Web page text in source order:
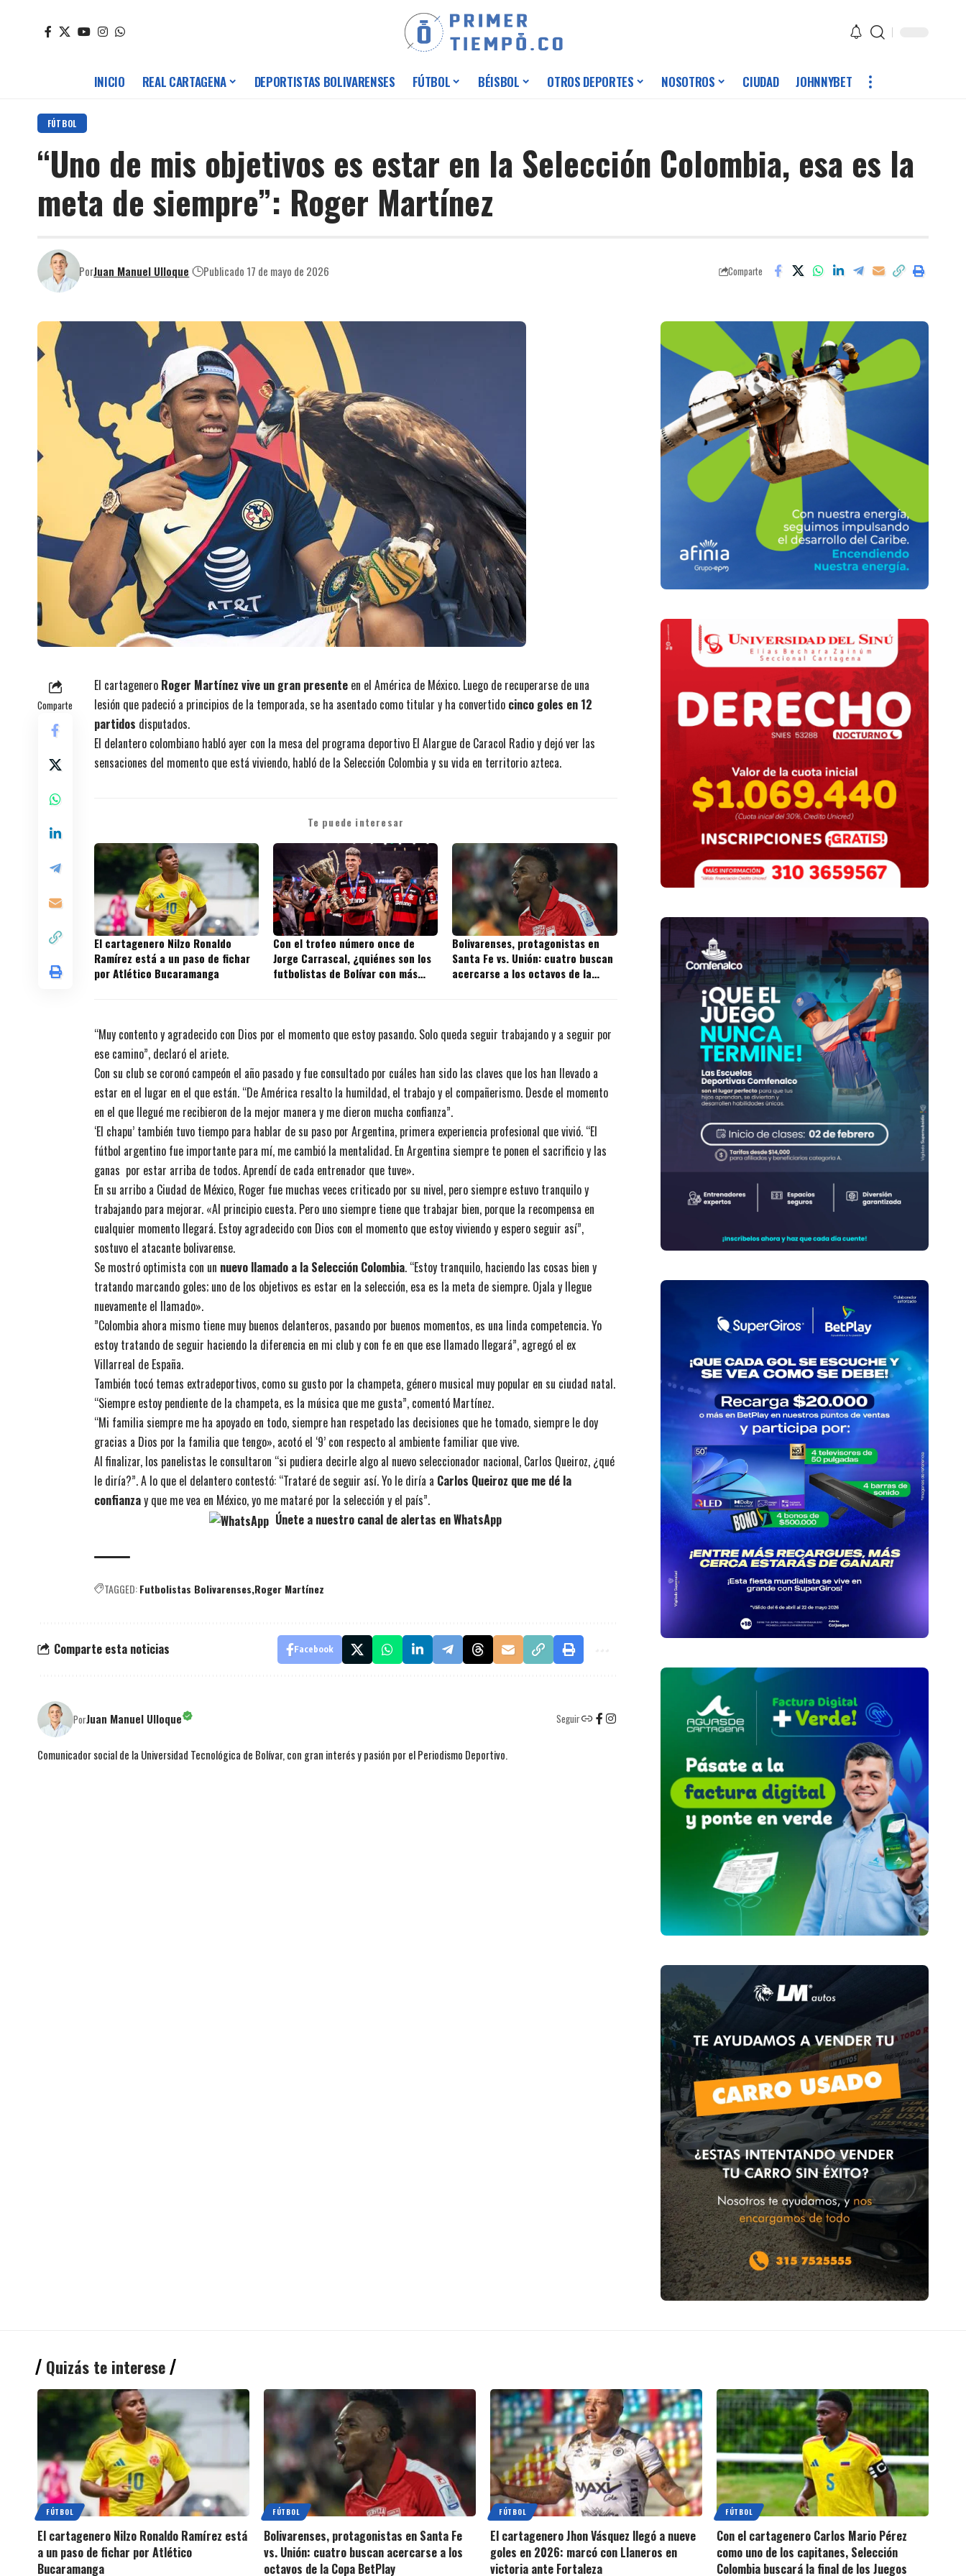
INICIO REAL CARTAGENA DEPORTISTAS BOLIVARENSES FÚTBOL BÉISBOL OTROS DEPORTES NOSOTROS CIUDAD JOHNNYBET
FÚTBOL
“Uno de mis objetivos es estar en la Selección Colombia, esa es la
meta de siempre”: Roger Martínez
PorJuan Manuel Ulloque Publicado 17 de mayo de 2026 Comparte
Comparte
El cartagenero Roger Martínez vive un gran presente en el América de México. Luego de recuperarse de una
lesión que padeció a principios de la temporada, se ha asentado como titular y ha convertido cinco goles en 12
partidos disputados.
El delantero colombiano habló ayer con la mesa del programa deportivo El Alargue de Caracol Radio y dejó ver las
sensaciones del momento que está viviendo, habló de la Selección Colombia y su vida en territorio azteca.
Te puede interesar
El cartagenero Nilzo Ronaldo
Ramírez está a un paso de fichar
por Atlético Bucaramanga
Con el trofeo número once de
Jorge Carrascal, ¿quiénes son los
futbolistas de Bolívar con más
Bolivarenses, protagonistas en
Santa Fe vs. Unión: cuatro buscan
acercarse a los octavos de la
“Muy contento y agradecido con Dios por el momento que estoy pasando. Solo queda seguir trabajando y a seguir por
ese camino”, declaró el ariete.
Con su club se coronó campeón el año pasado y fue consultado por cuáles han sido las claves que los han llevado a
estar en el lugar en el que están. “De América resalto la humildad, el trabajo y el compañerismo. Desde el momento
en el que llegué me recibieron de la mejor manera y me dieron mucha confianza”.
‘El chapu’ también tuvo tiempo para hablar de su paso por Argentina, primera experiencia profesional que vivió. “El
fútbol argentino fue importante para mí, me cambió la mentalidad. En Argentina siempre te ponen el sacrificio y las
ganas por estar arriba de todos. Aprendí de cada entrenador que tuve».
En su arribo a Ciudad de México, Roger fue muchas veces criticado por su nivel, pero siempre estuvo tranquilo y
trabajando para mejorar. «Al principio cuesta. Pero uno siempre tiene que trabajar bien, porque la recompensa en
cualquier momento llegará. Estoy agradecido con Dios con el momento que estoy viviendo y espero seguir así”,
sostuvo el atacante bolivarense.
Se mostró optimista con un nuevo llamado a la Selección Colombia. “Estoy tranquilo, haciendo las cosas bien y
tratando marcando goles; uno de los objetivos es estar en la selección, esa es la meta de siempre. Ojala y llegue
nuevamente el llamado».
”Colombia ahora mismo tiene muy buenos delanteros, pasando por buenos momentos, es una linda competencia. Yo
estoy tratando de seguir haciendo la diferencia en mi club y con fe en que ese llamado llegará”, agregó el ex
Villarreal de España.
También tocó temas extradeportivos, como su gusto por la champeta, género musical muy popular en su ciudad natal.
“Siempre estoy pendiente de la champeta, es la música que me gusta”, comentó Martínez.
“Mi familia siempre me ha apoyado en todo, siempre han respetado las decisiones que he tomado, siempre le doy
gracias a Dios por la familia que tengo», acotó el ‘9’ con respecto al ambiente familiar que vive.
Al finalizar, los panelistas le consultaron “si pudiera decirle algo al nuevo seleccionador nacional, Carlos Queiroz, ¿qué
le diría?”. A lo que el delantero contestó: “Trataré de seguir así. Yo le diría a Carlos Queiroz que me dé la
confianzay que me vea en México, yo me mataré por la selección y el país”.
Únete a nuestro canal de alertas en WhatsApp
TAGGED:Futbolistas Bolivarenses Roger Martínez
Comparte esta noticias Facebook
PorJuan Manuel Ulloque Seguir
Comunicador social de la Universidad Tecnológica de Bolívar, con gran interés y pasión por el Periodismo Deportivo.
Quizás te interese
FÚTBOL
El cartagenero Nilzo Ronaldo Ramírez está
a un paso de fichar por Atlético
Bucaramanga
FÚTBOL
Bolivarenses, protagonistas en Santa Fe
vs. Unión: cuatro buscan acercarse a los
octavos de la Copa BetPlay
FÚTBOL
El cartagenero Jhon Vásquez llegó a nueve
goles en 2026: marcó con Llaneros en
victoria ante Fortaleza
FÚTBOL
Con el cartagenero Carlos Mario Pérez
como uno de los capitanes, Selección
Colombia buscará la final de los Juegos